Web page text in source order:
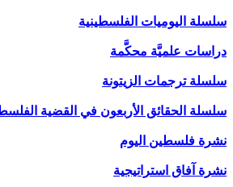
سلسلة اليوميات الفلسطينية
دراسات علميَّة محكَّمة
سلسلة ترجمات الزيتونة
سلسلة الحقائق الأربعون في القضية
نشرة فلسطين اليوم
نشرة آفاق استراتيجية